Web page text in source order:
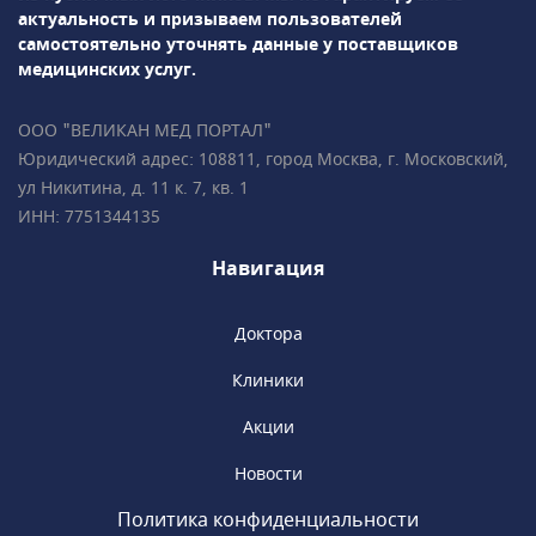
гинекологическая
эндокринология• Репродуктология• Лабораторная
диагностикаПодробно всё объясним,
ответим на все ваши вопросы!• Более 35 000
пациентов • Все врачи имеют
международные сертификаты Fetal Medicine
Foundation (Фонд медицины плода) • Всего в
2 минутах ходьбы от метро «Чистые пруды»,
«Сретенский бульвар», «Тургеневская».
актуальность и призываем пользователей
самостоятельно уточнять данные у поставщиков
медицинских услуг.
ООО "ВЕЛИКАН МЕД ПОРТАЛ"
Юридический адрес: 108811, город Москва, г. Московский,
ул Никитина, д. 11 к. 7, кв. 1
ИНН: 7751344135
Навигация
Доктора
Клиники
Акции
Новости
Политика конфиденциальности